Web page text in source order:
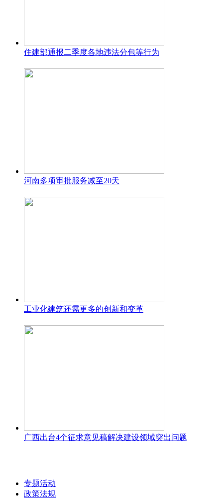
住建部通报二季度各地违法分包等行为
河南多项审批服务减至20天
工业化建筑还需更多的创新和变革
广西出台4个征求意见稿解决建设领域突出问题
专题活动
政策法规